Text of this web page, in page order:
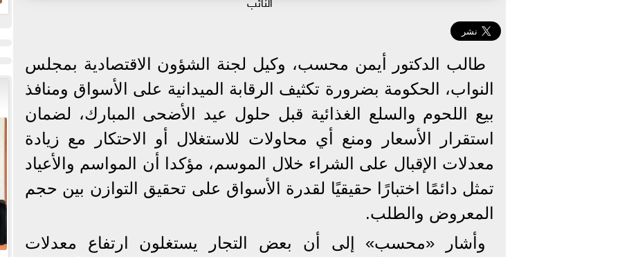
طالب الدكتور أيمن محسب، وكيل لجنة الشؤون الاقتصادية بمجلس
النواب، الحكومة بضرورة تكثيف الرقابة الميدانية على الأسواق ومنافذ
بيع اللحوم والسلع الغذائية قبل حلول عيد الأضحى المبارك، لضمان
استقرار الأسعار ومنع أي محاولات للاستغلال أو الاحتكار مع زيادة
معدلات الإقبال على الشراء خلال الموسم، مؤكدا أن المواسم والأعياد
تمثل دائمًا اختبارًا حقيقيًا لقدرة الأسواق على تحقيق التوازن بين حجم
المعروض والطلب.
وأشار «محسب» إلى أن بعض التجار يستغلون ارتفاع معدلات